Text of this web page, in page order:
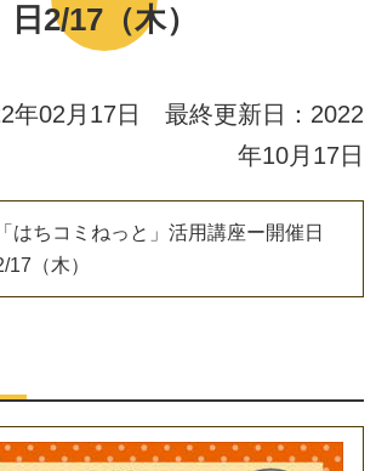
日2/17（木）
年02月17日 最終更新日：2022
年10月17日
「 はち コ ミ ねっ と 」 活用講座ー開催 日
/17 （木）